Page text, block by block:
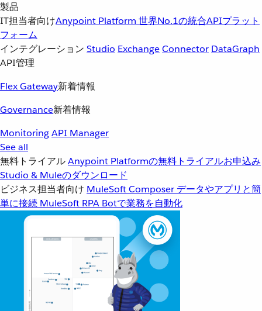
製品
IT担当者向けAnypoint Platform 世界No.1の統合APIプラット
フォーム
インテグレーション Studio ExchangeConnector DataGraph
API管理
Flex Gateway新着情報
Governance新着情報
MonitoringAPI Manager
See all
無料トライアルAnypoint Platformの無料トライアルお申込み
Studio & Muleのダウンロード
ビジネス担当者向け MuleSoft Composer データやアプリと簡
単に接続 MuleSoft RPA Botで業務を自動化